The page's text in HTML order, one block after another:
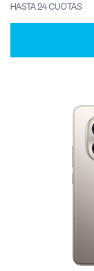
HASTA 24 CUOTAS